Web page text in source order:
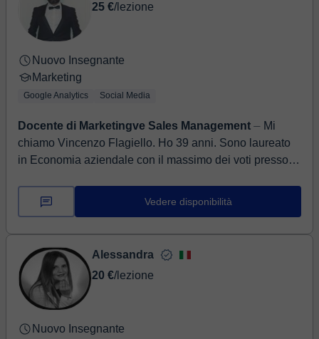
25 €/lezione
Nuovo Insegnante
Marketing
Google Analytics Social Media
Docente di Marketingve Sales Management ⏤ Mi
chiamo Vincenzo Flagiello. Ho 39 anni. Sono laureato
in Economia aziendale con il massimo dei voti presso la
Vedere disponibilità
Alessandra
20 €/lezione
Nuovo Insegnante